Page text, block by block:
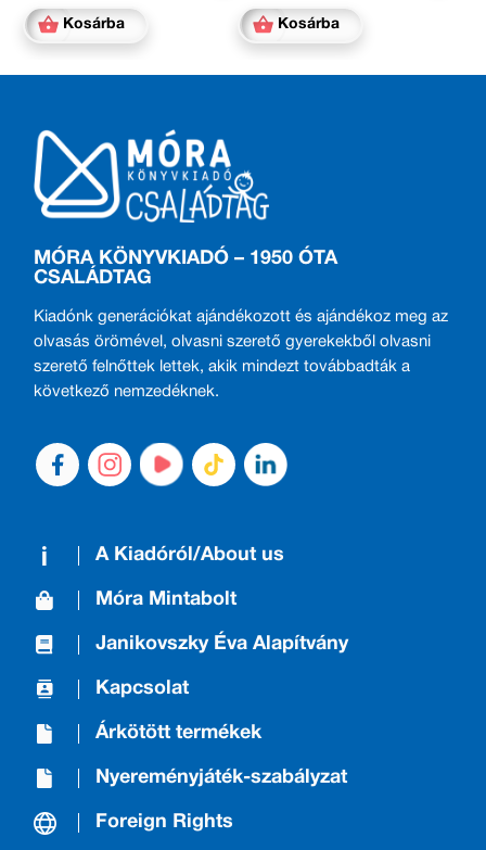
Kosárba Kosárba
MÓRA KÖNYVKIADÓ – 1950 ÓTA
CSALÁDTAG
Kiadónk generációkat ajándékozott és ajándékoz meg az
olvasás örömével, olvasni szerető gyerekekből olvasni
szerető felnőttek lettek, akik mindezt továbbadták a
következő nemzedéknek.
A Kiadóról/About us
Móra Mintabolt
Janikovszky Éva Alapítvány
Kapcsolat
Árkötött termékek
Nyereményjáték-szabályzat
Foreign Rights